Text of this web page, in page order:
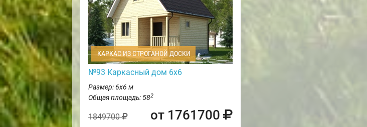
КАРКАС ИЗ СТРОГАНОЙ ДОСКИ
№93 Каркасный дом 6х6
Размер: 6х6 м
Общая площадь: 582
1849700 от 1761700